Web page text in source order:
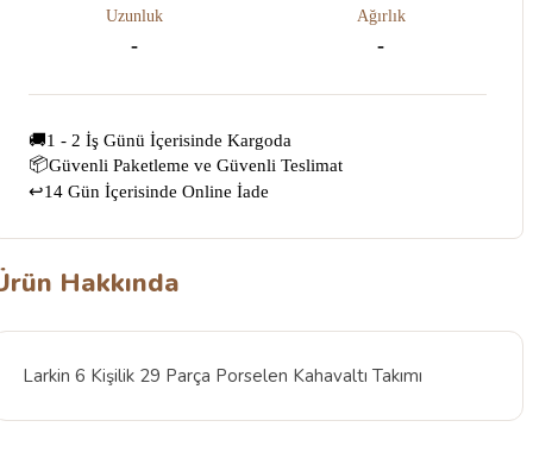
Uzunluk
-
Ağırlık
-
🚚1 - 2 İş Günü İçerisinde Kargoda
📦Güvenli Paketleme ve Güvenli Teslimat
↩️14 Gün İçerisinde Online İade
Hakkında
Larkin 6 Kişilik 29 Parça Porselen Kahavaltı Takımı